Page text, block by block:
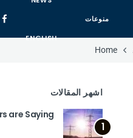
منوعات
ENGLISH
Home
اشهر المقالات
1
are Saying